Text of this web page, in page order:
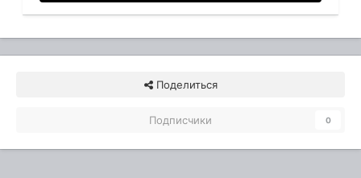
Поделиться
Подписчики 0